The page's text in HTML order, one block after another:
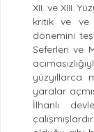
XII. ve XIII.
kritik ve ve
dönemini
Seferleri ve
yüzyıllarca
yaralar
İlhanlı